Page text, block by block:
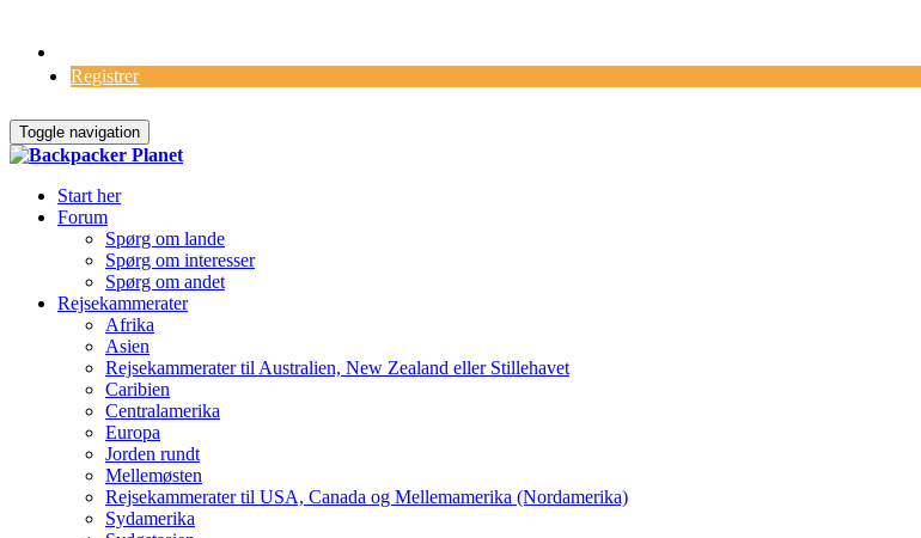
Registrer
Toggle navigation
Start her
Forum
Spørg om lande
Spørg om interesser
Spørg om andet
Rejsekammerater
Afrika
Asien
Rejsekammerater til Australien, New Zealand eller Stillehavet
Caribien
Centralamerika
Europa
Jorden rundt
Mellemøsten
Rejsekammerater til USA, Canada og Mellemamerika (Nordamerika)
Sydamerika